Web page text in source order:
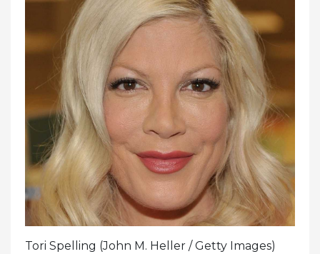
Tori Spelling (John M. Heller / Getty Images)